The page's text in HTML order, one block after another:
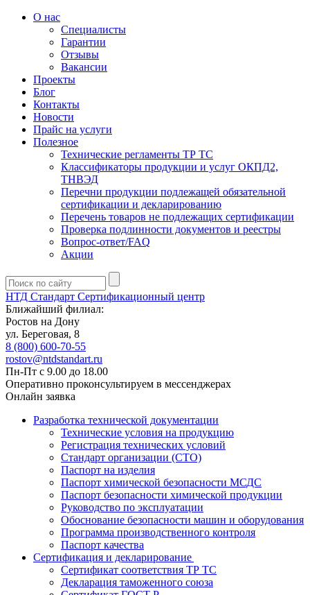
О нас
Специалисты
Гарантии
Отзывы
Вакансии
Проекты
Блог
Контакты
Новости
Прайс на услуги
Полезное
Технические регламенты ТР ТС
Классификаторы продукции и услуг ОКПД2,
ТНВЭД
Перечни продукции подлежащей обязательной
сертификации и декларированию
Перечень товаров не подлежащих сертификации
Проверка подлинности документов и реестры
Вопрос-ответ/FAQ
Акции
НТД Стандарт Сертификационный центр
Ближайший филиал:
Ростов на Дону
ул. ​Береговая, 8
8 (800) 600-70-55
rostov@ntdstandart.ru
Пн-Пт с 9.00 до 18.00
Оперативно проконсультируем в мессенджерах
Онлайн заявка
Разработка технической документации
Технические условия на продукцию
Регистрация технических условий
Стандарт организации (СТО)
Паспорт на изделия
Паспорт химической безопасности МСДС
Паспорт безопасности химической продукции
Руководство по эксплуатации
Обоснование безопасности машин и оборудования
Программа производственного контроля
Паспорт качества
Сертификация и декларирование
Сертификат соответствия ТР ТС
Декларация таможенного союза